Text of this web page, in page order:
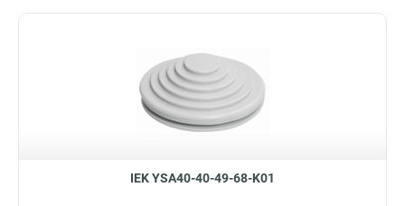
IEK YSA40-40-49-68-K01